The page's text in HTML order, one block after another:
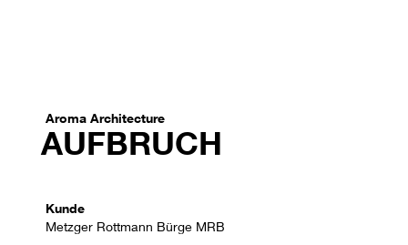
Aroma Architecture
AUFBRUCH
Kunde
Metzger Rottmann Bürge MRB